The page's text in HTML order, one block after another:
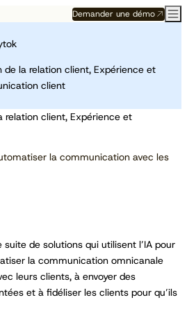
Demander une démo
de la relation client, Expérience et
client
relation client, Expérience et
la communication avec les
suite de solutions qui utilisent l’IA pour
la communication omnicanale
leurs clients, à envoyer des
et à fidéliser les clients pour qu’ils